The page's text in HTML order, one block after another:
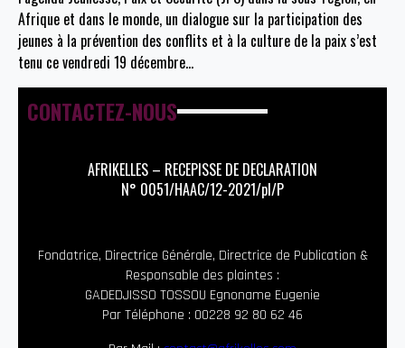
Afrique et dans le monde, un dialogue sur la participation des
jeunes à la prévention des conflits et à la culture de la paix s’est
tenu ce vendredi 19 décembre…
CONTACTEZ-NOUS
AFRIKELLES – RECEPISSE DE DECLARATION
N° 0051/HAAC/12-2021/pl/P
Fondatrice, Directrice Générale, Directrice de Publication &
Responsable des plaintes :
GADEDJISSO TOSSOU Egnoname Eugenie
Par Téléphone : 00228 92 80 62 46